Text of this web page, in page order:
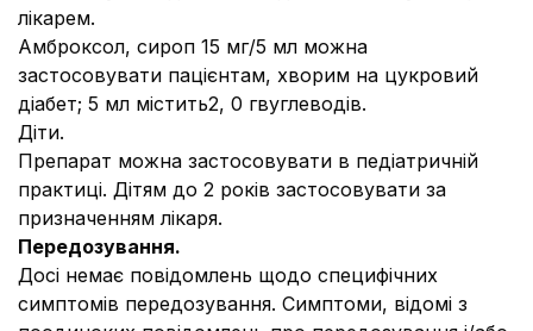
лікарем.
Амброксол, сироп 15 мг/5 мл можна
застосовувати пацієнтам, хворим на цукровий
діабет; 5 мл містить2, 0 гвуглеводів.
Діти.
Препарат можна застосовувати в педіатричній
практиці. Дітям до 2 років застосовувати за
призначенням лікаря.
Передозування.
Досі немає повідомлень щодо специфічних
симптомів передозування. Симптоми, відомі з